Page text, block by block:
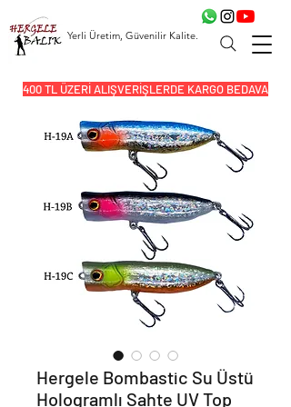
Yerli Üretim, Güvenilir Kalite.
400 TL ÜZERİ ALIŞVERİŞLERDE KARGO BEDAVA
Hergele Bombastic Su Üstü
Hologramlı Sahte UV Top